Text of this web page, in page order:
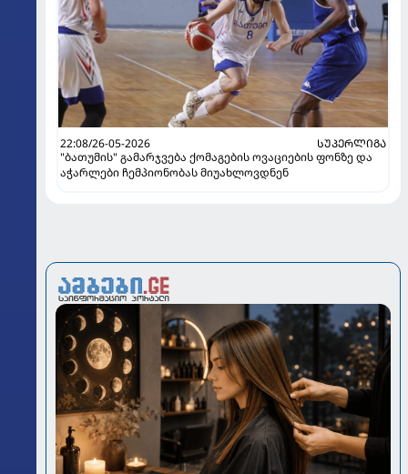
22:08/26-05-2026
ᲡᲣᲞᲔᲠᲚᲘᲒᲐ
"ბათუმის" გამარჯვება ქომაგების ოვაციების ფონზე და
აჭარლები ჩემპიონობას მიუახლოვდნენ